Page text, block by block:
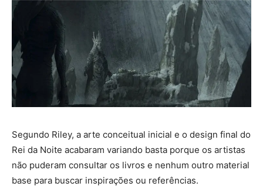
Segundo Riley, a arte conceitual inicial e o design final do
Rei da Noite acabaram variando basta porque os artistas
não puderam consultar os livros e nenhum outro material
base para buscar inspirações ou referências.